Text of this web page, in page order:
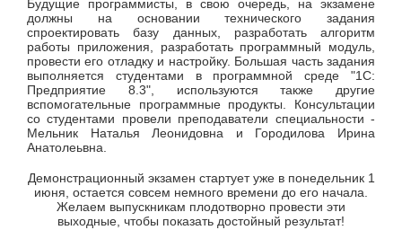
Будущие программисты, в свою очередь, на экзамене
должны на основании технического задания
спроектировать базу данных, разработать алгоритм
работы приложения, разработать программный модуль,
провести его отладку и настройку. Большая часть задания
выполняется студентами в программной среде "1С:
Предприятие 8.3", используются также другие
вспомогательные программные продукты. Консультации
со студентами провели преподаватели специальности -
Мельник Наталья Леонидовна и Городилова Ирина
Анатолеьвна.
Демонстрационный экзамен стартует уже в понедельник 1
июня, остается совсем немного времени до его начала.
Желаем выпускникам плодотворно провести эти
выходные, чтобы показать достойный результат!